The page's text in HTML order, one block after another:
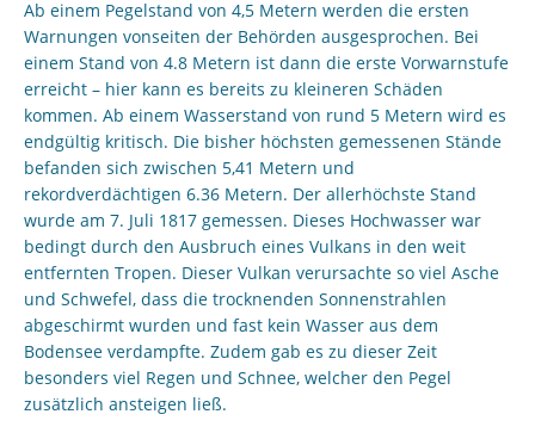
Ab einem Pegelstand von 4,5 Metern werden die ersten
Warnungen vonseiten der Behörden ausgesprochen. Bei
einem Stand von 4.8 Metern ist dann die erste Vorwarnstufe
erreicht – hier kann es bereits zu kleineren Schäden
kommen. Ab einem Wasserstand von rund 5 Metern wird es
endgültig kritisch. Die bisher höchsten gemessenen Stände
befanden sich zwischen 5,41 Metern und
rekordverdächtigen 6.36 Metern. Der allerhöchste Stand
wurde am 7. Juli 1817 gemessen. Dieses Hochwasser war
bedingt durch den Ausbruch eines Vulkans in den weit
entfernten Tropen. Dieser Vulkan verursachte so viel Asche
und Schwefel, dass die trocknenden Sonnenstrahlen
abgeschirmt wurden und fast kein Wasser aus dem
Bodensee verdampfte. Zudem gab es zu dieser Zeit
besonders viel Regen und Schnee, welcher den Pegel
zusätzlich ansteigen ließ.